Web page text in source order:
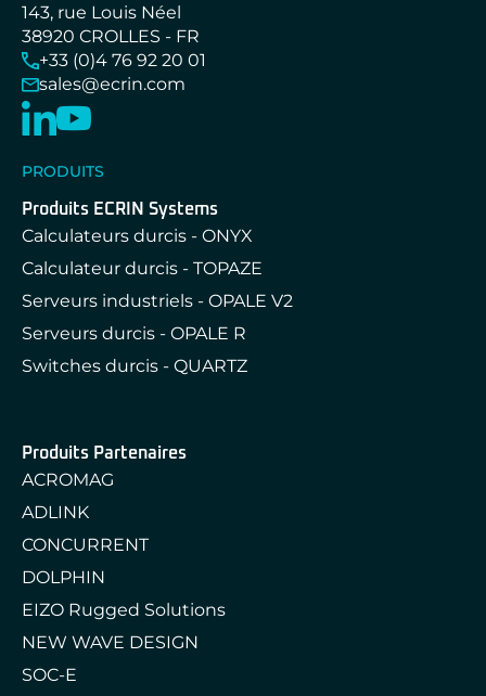
143, rue Louis Néel
38920 CROLLES - FR
+33 (0)4 76 92 20 01
sales@ecrin.com
PRODUITS
Produits ECRIN Systems
Calculateurs durcis - ONYX
Calculateur durcis - TOPAZE
Serveurs industriels - OPALE V2
Serveurs durcis - OPALE R
Switches durcis - QUARTZ
Produits Partenaires
ACROMAG
ADLINK
CONCURRENT
DOLPHIN
EIZO Rugged Solutions
NEW WAVE DESIGN
SOC-E